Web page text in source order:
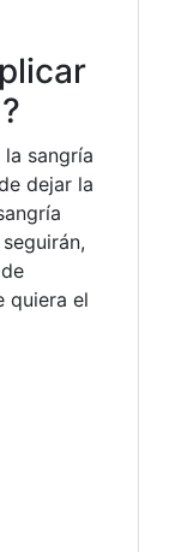
sangría
dejar la
quiera el